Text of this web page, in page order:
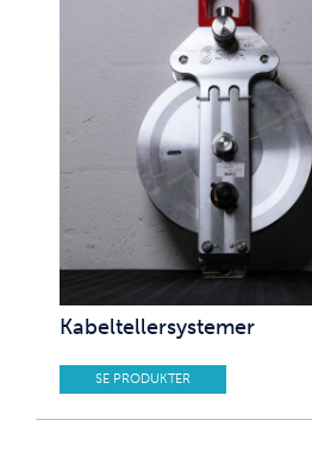
Kabeltellersystemer
SE PRODUKTER